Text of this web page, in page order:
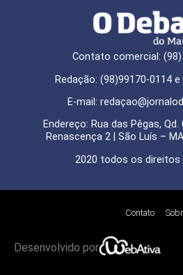
Contato comercial: (98)
Redação: (98)99170-0114
E-mail:
Endereço: Rua das Pêgas, Qd.
Renascença 2 | São Luís –
2020 todos os direitos
Contato
Desenvolvido por